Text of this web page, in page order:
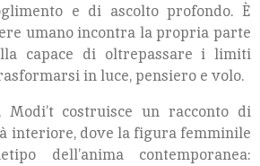
e di ascolto profondo. È
umano incontra la propria parte
capace di oltrepassare i limiti
in luce, pensiero e volo.
Modi’t costruisce un racconto di
interiore, dove la figura femminile
dell’anima contemporanea: